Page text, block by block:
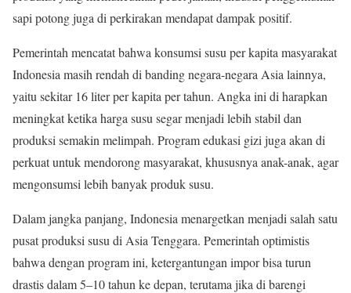
sapi potong juga di perkirakan mendapat dampak positif.
Pemerintah mencatat bahwa konsumsi susu per kapita masyarakat
Indonesia masih rendah di banding negara-negara Asia lainnya,
yaitu sekitar 16 liter per kapita per tahun. Angka ini di harapkan
meningkat ketika harga susu segar menjadi lebih stabil dan
produksi semakin melimpah. Program edukasi gizi juga akan di
perkuat untuk mendorong masyarakat, khususnya anak-anak, agar
mengonsumsi lebih banyak produk susu.
Dalam jangka panjang, Indonesia menargetkan menjadi salah satu
pusat produksi susu di Asia Tenggara. Pemerintah optimistis
bahwa dengan program ini, ketergantungan impor bisa turun
drastis dalam 5–10 tahun ke depan, terutama jika di barengi